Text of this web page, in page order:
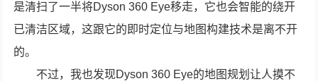
是清扫了一半将Dyson 360 Eye移走，它也会智能的绕开
已清洁区域，这跟它的即时定位与地图构建技术是离不开
的。
不过，我也发现Dyson 360 Eye的地图规划让人摸不